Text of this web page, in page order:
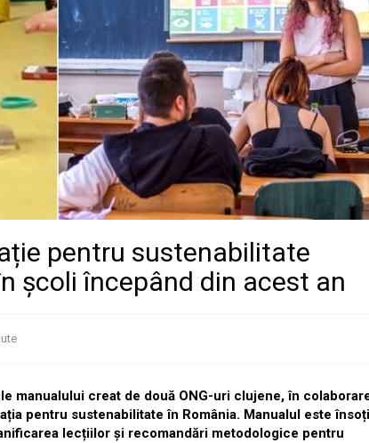
pentru sustenabilitate
școli începând din acest an
manualului creat de două ONG-uri clujene, în
pentru sustenabilitate în România. Manualul este
lecțiilor și recomandări metodologice pentru